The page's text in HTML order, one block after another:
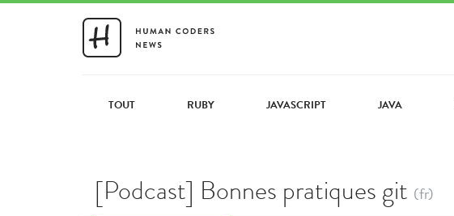
TOUT RUBY JAVASCRIPT JAVA
[Podcast] Bonnes pratiques git (fr)